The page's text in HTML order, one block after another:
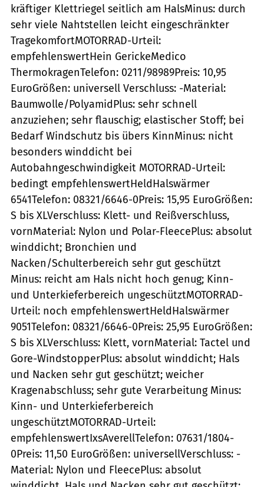
kräftiger Klettriegel seitlich am HalsMinus: durch
sehr viele Nahtstellen leicht eingeschränkter
TragekomfortMOTORRAD-Urteil:
empfehlenswertHein GerickeMedico
ThermokragenTelefon: 0211/98989Preis: 10,95
EuroGrößen: universell Verschluss: -Material:
Baumwolle/PolyamidPlus: sehr schnell
anzuziehen; sehr flauschig; elastischer Stoff; bei
Bedarf Windschutz bis übers KinnMinus: nicht
besonders winddicht bei
Autobahngeschwindigkeit MOTORRAD-Urteil:
bedingt empfehlenswertHeldHalswärmer
6541Telefon: 08321/6646-0Preis: 15,95 EuroGrößen:
S bis XLVerschluss: Klett- und Reißverschluss,
vornMaterial: Nylon und Polar-FleecePlus: absolut
winddicht; Bronchien und
Nacken/Schulterbereich sehr gut geschützt
Minus: reicht am Hals nicht hoch genug; Kinn-
und Unterkieferbereich ungeschütztMOTORRAD-
Urteil: noch empfehlenswertHeldHalswärmer
9051Telefon: 08321/6646-0Preis: 25,95 EuroGrößen:
S bis XLVerschluss: Klett, vornMaterial: Tactel und
Gore-WindstopperPlus: absolut winddicht; Hals
und Nacken sehr gut geschützt; weicher
Kragenabschluss; sehr gute Verarbeitung Minus:
Kinn- und Unterkieferbereich
ungeschütztMOTORRAD-Urteil:
empfehlenswertIxsAverellTelefon: 07631/1804-
0Preis: 11,50 EuroGrößen: universellVerschluss: -
Material: Nylon und FleecePlus: absolut